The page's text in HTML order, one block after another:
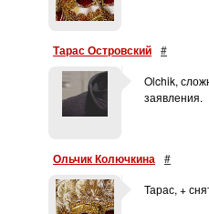
Тарас Островский #
Olchik,
заявления.
Ольчик Колючкина #
Тарас, +